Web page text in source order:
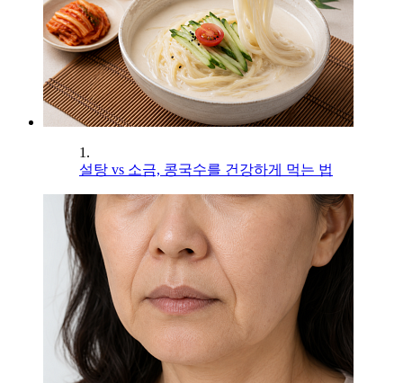
1.
설탕 vs 소금, 콩국수를 건강하게 먹는 법